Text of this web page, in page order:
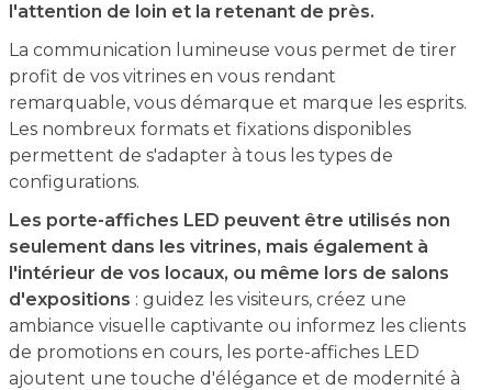
l'attention de loin et la retenant de près.
La communication lumineuse vous permet de tirer
profit de vos vitrines en vous rendant
remarquable, vous démarque et marque les esprits.
Les nombreux formats et fixations disponibles
permettent de s'adapter à tous les types de
configurations.
Les porte-affiches LED peuvent être utilisés non
seulement dans les vitrines, mais également à
l'intérieur de vos locaux, ou même lors de salons
d'expositions : guidez les visiteurs, créez une
ambiance visuelle captivante ou informez les clients
de promotions en cours, les porte-affiches LED
ajoutent une touche d'élégance et de modernité à